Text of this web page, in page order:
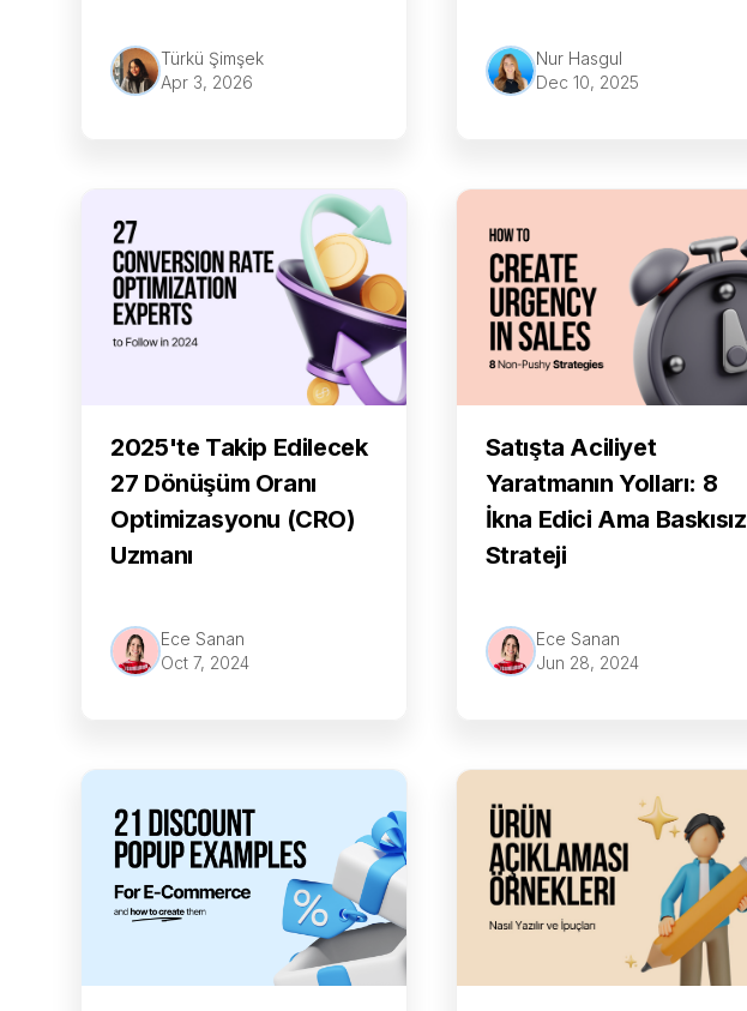
Türkü Şimşek
Apr 3, 2026
Nur Hasgul
Dec 10, 2025
2025'te Takip Edilecek
27 Dönüşüm Oranı
Optimizasyonu (CRO)
Uzmanı
Ece Sanan
Oct 7, 2024
Satışta Aciliyet
Yaratmanın Yolları: 8
İkna Edici Ama Baskısız
Strateji
Ece Sanan
Jun 28, 2024